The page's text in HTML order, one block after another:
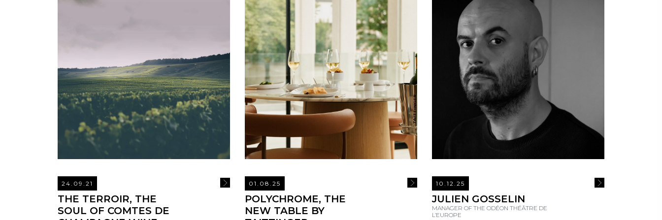
24.09.21
THE TERROIR, THE
SOUL OF COMTES DE
READ MORE
01.08.25
POLYCHROME, THE
NEW TABLE BY
READ MORE
10.12.25
JULIEN GOSSELIN
MANAGER OF THE ODÉON THÉÂTRE DE
L’EUROPE